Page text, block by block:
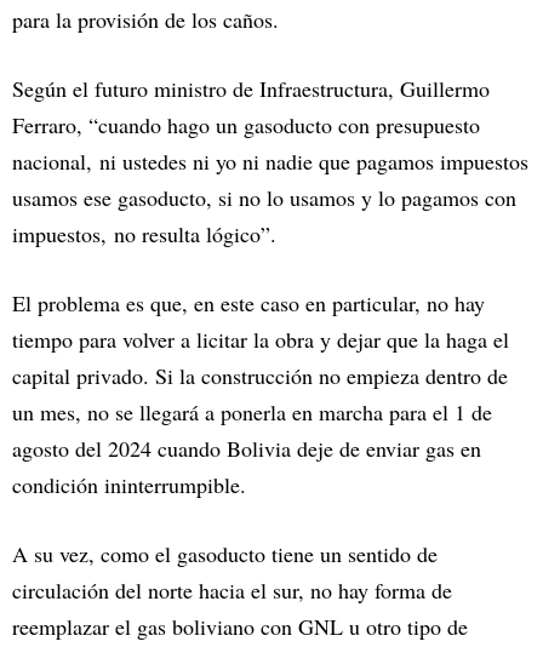
para la provisión de los caños.
Según el futuro ministro de Infraestructura, Guillermo
Ferraro, “cuando hago un gasoducto con presupuesto
nacional, ni ustedes ni yo ni nadie que pagamos impuestos
usamos ese gasoducto, si no lo usamos y lo pagamos con
impuestos, no resulta lógico”.
El problema es que, en este caso en particular, no hay
tiempo para volver a licitar la obra y dejar que la haga el
capital privado. Si la construcción no empieza dentro de
un mes, no se llegará a ponerla en marcha para el 1 de
agosto del 2024 cuando Bolivia deje de enviar gas en
condición ininterrumpible.
A su vez, como el gasoducto tiene un sentido de
circulación del norte hacia el sur, no hay forma de
reemplazar el gas boliviano con GNL u otro tipo de